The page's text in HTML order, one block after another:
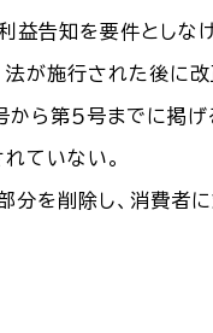
益告知を要件としな
が施行された後に改
から第５号までに掲
ていない。
分を削除し、消費者